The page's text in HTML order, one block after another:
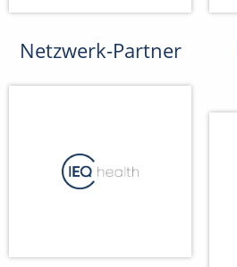
Netzwerk-Partner